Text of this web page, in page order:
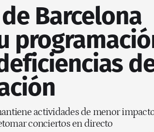
Barcelona
actividades de menor
conciertos en directo